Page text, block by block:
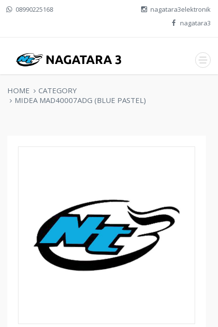
08990225168
nagatara3elektronik
nagatara3
HOME
CATEGORY
MIDEA MAD40007ADG (BLUE PASTEL)